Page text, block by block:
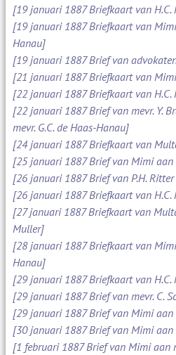
[19 januari 1887 Briefkaart van
[19 januari 1887 Briefkaart van Mimi
Hanau]
[19 januari 1887 Brief van
[21 januari 1887 Briefkaart van
[22 januari 1887 Briefkaart van
[22 januari 1887 Brief van mevr. Y.
mevr. G.C. de Haas-Hanau]
[24 januari 1887 Briefkaart van
[25 januari 1887 Brief van Mimi aan
[26 januari 1887 Brief van P.H.
[26 januari 1887 Briefkaart van
[27 januari 1887 Briefkaart van
Muller]
[28 januari 1887 Briefkaart van Mimi
Hanau]
[29 januari 1887 Briefkaart van
[29 januari 1887 Brief van mevr. C.
[29 januari 1887 Brief van Mimi aan
[30 januari 1887 Brief van Mimi aan
[1 februari 1887 Brief van Mimi aan